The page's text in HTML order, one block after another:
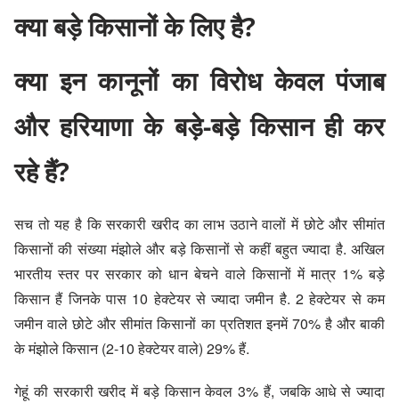
क्या बड़े किसानों के लिए है?
क्या इन कानूनों का विरोध केवल पंजाब
और हरियाणा के बड़े-बड़े किसान ही कर
रहे हैं?
सच तो यह है कि सरकारी खरीद का लाभ उठाने वालों में छोटे और सीमांत
किसानों की संख्या मंझोले और बड़े किसानों से कहीं बहुत ज्यादा है. अखिल
भारतीय स्तर पर सरकार को धान बेचने वाले किसानों में मात्र 1% बड़े
किसान हैं जिनके पास 10 हेक्टेयर से ज्यादा जमीन है. 2 हेक्टेयर से कम
जमीन वाले छोटे और सीमांत किसानों का प्रतिशत इनमें 70% है और बाकी
के मंझोले किसान (2-10 हेक्टेयर वाले) 29% हैं.
गेहूं की सरकारी खरीद में बड़े किसान केवल 3% हैं, जबकि आधे से ज्यादा